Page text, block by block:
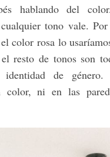
hablando del
tono vale.
color rosa lo
resto de tonos son
identidad de
color, ni en las